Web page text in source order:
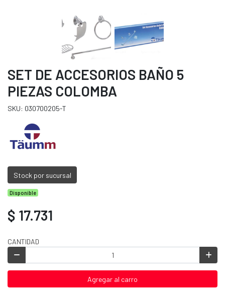
SET DE ACCESORIOS BAÑO 5
PIEZAS COLOMBA
SKU: 030700205-T
Stock por sucursal
Disponible
$ 17.731
CANTIDAD
Agregar al carro